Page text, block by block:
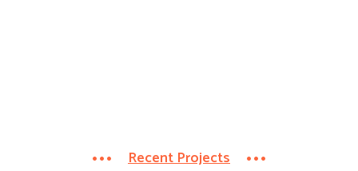
Recent Projects